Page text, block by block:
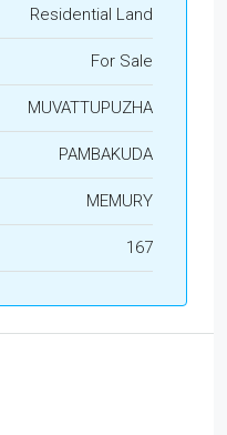
Residential Land
For Sale
MUVATTUPUZHA
PAMBAKUDA
MEMURY
167